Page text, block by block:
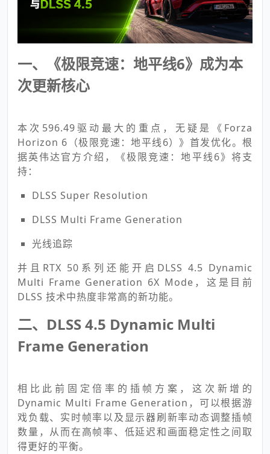
一、《极限竞速：地平线6》成为本
次更新核心
本次596.49驱动最大的重点，无疑是《Forza
Horizon 6（极限竞速：地平线6）》首发优化。根
据英伟达官方介绍，《极限竞速：地平线6》将支
持：
DLSS Super Resolution
DLSS Multi Frame Generation
光线追踪
并且RTX 50系列还能开启DLSS 4.5 Dynamic
Multi Frame Generation 6X Mode，这是目前
DLSS 技术中热度非常高的新功能。
二、DLSS 4.5 Dynamic Multi
Frame Generation
相比此前固定倍率的插帧方案，这次新增的
Dynamic Multi Frame Generation，可以根据游
戏负载、实时帧率以及显示器刷新率动态调整插帧
数量，从而在高帧率、低延迟和画面稳定性之间取
得更好的平衡。